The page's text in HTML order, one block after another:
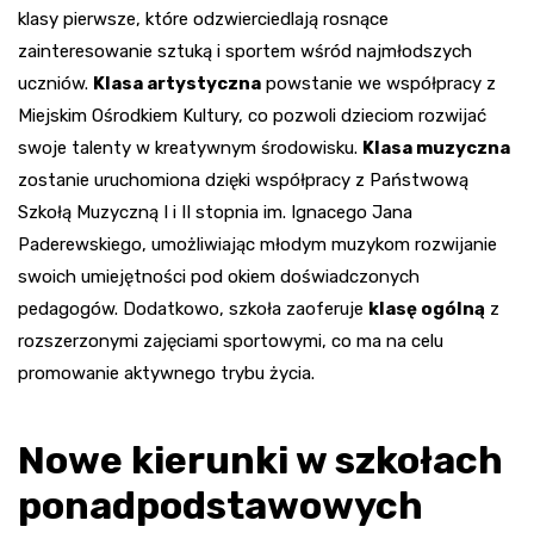
klasy pierwsze, które odzwierciedlają rosnące
zainteresowanie sztuką i sportem wśród najmłodszych
uczniów. Klasa artystyczna powstanie we współpracy z
Miejskim Ośrodkiem Kultury, co pozwoli dzieciom rozwijać
swoje talenty w kreatywnym środowisku. Klasa muzyczna
zostanie uruchomiona dzięki współpracy z Państwową
Szkołą Muzyczną I i II stopnia im. Ignacego Jana
Paderewskiego, umożliwiając młodym muzykom rozwijanie
swoich umiejętności pod okiem doświadczonych
pedagogów. Dodatkowo, szkoła zaoferuje klasę ogólną z
rozszerzonymi zajęciami sportowymi, co ma na celu
promowanie aktywnego trybu życia.
Nowe kierunki w szkołach
ponadpodstawowych